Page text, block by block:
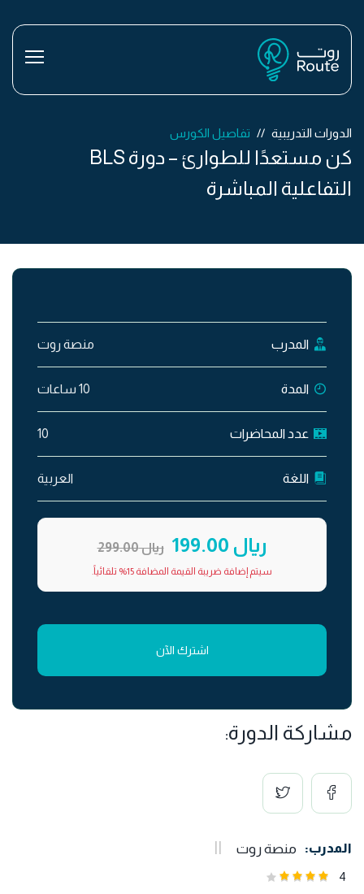
الدورات التدريبية تفاصيل الكورس
كن مستعدًا للطوارئ – دورة BLS
التفاعلية المباشرة
المدرب: منصة روت
4
المدرب منصة روت
المدة 10 ساعات
عدد المحاضرات 10
اللغة العربية
ريال 199.00 ريال 299.00
سيتم إضافة ضريبة القيمة المضافة 15% تلقائياً.
اشترك الآن
مشاركة الدورة: